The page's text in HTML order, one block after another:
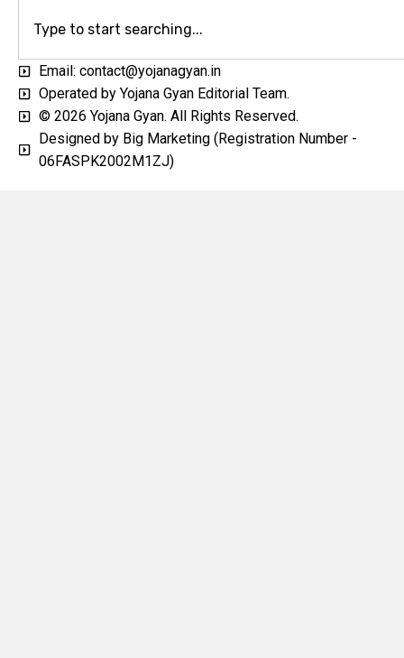
Email: contact@yojanagyan.in
Operated by Yojana Gyan Editorial Team.
© 2026 Yojana Gyan. All Rights Reserved.
Designed by Big Marketing (Registration Number -
06FASPK2002M1ZJ)